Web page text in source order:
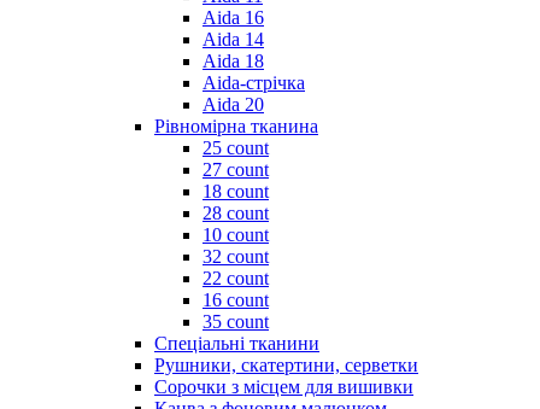
Aida 16
Aida 14
Aida 18
Aida-стрічка
Aida 20
Рівномірна тканина
25 count
27 count
18 count
28 count
10 count
32 count
22 count
16 count
35 count
Спеціальні тканини
Рушники, скатертини, серветки
Сорочки з місцем для вишивки